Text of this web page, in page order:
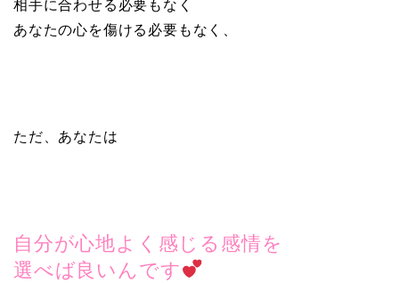
相手に合わせる必要もなく
あなたの心を傷ける必要もなく、
ただ、あなたは
自分が心地よく感じる感情を
選べば良いんです